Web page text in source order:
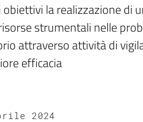
obiettivi la realizzazione di
strumentali nelle
attraverso attività di
efficacia
2024